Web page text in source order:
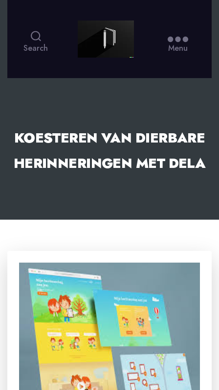
Search Menu
KOESTEREN VAN DIERBARE
HERINNERINGEN MET DELA